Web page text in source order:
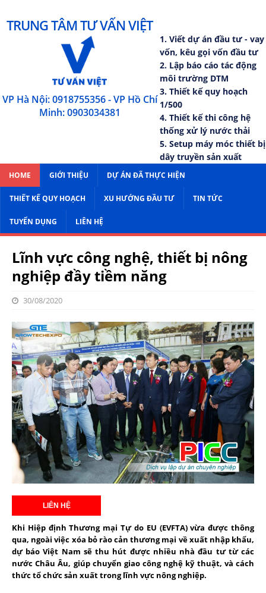
TRUNG TÂM TƯ VẤN VIỆT
VP Hà Nội: 0918755356 - VP Hồ Chí
Minh: 0903034381
1. Viết dự án đầu tư - vay
vốn, kêu gọi vốn đầu tư
2. Lập báo cáo tác động
môi trường DTM
3. Thiết kế quy hoạch
1/500
4. Thiết kế thi công hệ
thống xử lý nước thải
5. Setup máy móc thiết bị
dây truyền sản xuất
HOME GIỚI THIỆU DỰ ÁN ĐÃ THỰC HIỆN
THIẾT KẾ QUY HOẠCH XU HƯỚNG ĐẦU TƯ TIN TỨC
TUYỂN DỤNG LIÊN HỆ
Lĩnh vực công nghệ, thiết bị nông
nghiệp đầy tiềm năng
30/08/2020
Khi Hiệp định Thương mại Tự do EU (EVFTA) vừa được thông
qua, ngoài việc xóa bỏ rào cản thương mại về xuất nhập khẩu,
dự báo Việt Nam sẽ thu hút được nhiều nhà đầu tư từ các
nước Châu Âu, giúp chuyển giao công nghệ kỹ thuật, và cách
thức tổ chức sản xuất trong lĩnh vực nông nghiệp.